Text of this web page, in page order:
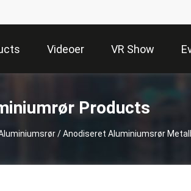
Videoer VR Show
Products
/ Anodiseret Aluminiumsrør